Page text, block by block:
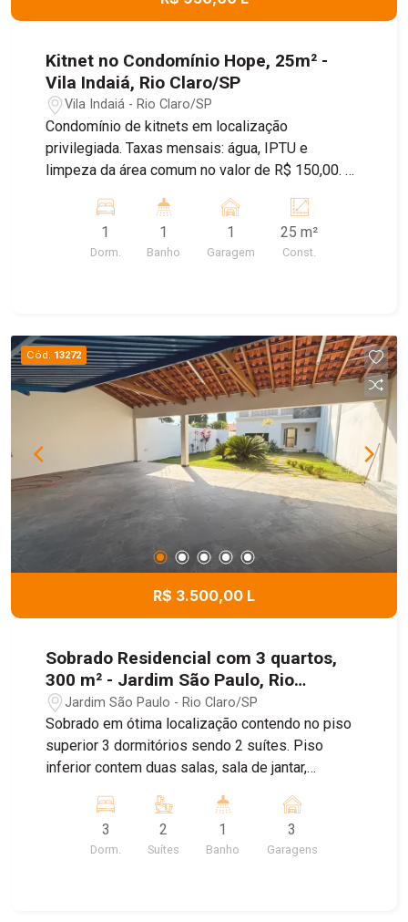
Kitnet no Condomínio Hope, 25m² -
Vila Indaiá, Rio Claro/SP
Vila Indaiá - Rio Claro/SP
Condomínio de kitnets em localização
privilegiada. Taxas mensais: água, IPTU e
limpeza da área comum no valor de R$ 150,00. O
equipada com duas máquinas de lavar roupas.
Agende sua visita!
1
Dorm.
1
Banho
1
Garagem
25 m²
Const.
Cód. 13272
R$ 3.500,00 L
Sobrado Residencial com 3 quartos,
300 m² - Jardim São Paulo, Rio
Claro/SP
Jardim São Paulo - Rio Claro/SP
Sobrado em ótima localização contendo no piso
superior 3 dormitórios sendo 2 suítes. Piso
inferior contem duas salas, sala de jantar,
garagem.
3
Dorm.
2
Suítes
1
Banho
3
Garagens